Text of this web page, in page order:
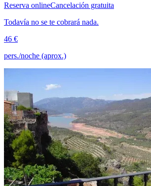
Reserva onlineCancelación gratuita
Todavía no se te cobrará nada.
46 €
pers./noche (aprox.)